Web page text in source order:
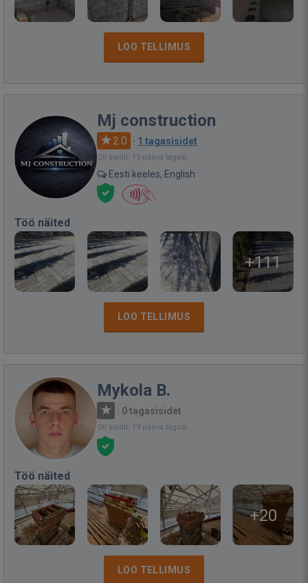
LOO TELLIMUS
Mj construction
2.0 · 1 tagasisidet
Oli saidil: 15 päeva tagasi
Eesti keeles, English
Töö näited
+111
LOO TELLIMUS
Mykola B.
· 0 tagasisidet
Oli saidil: 19 päeva tagasi
Töö näited
+20
LOO TELLIMUS